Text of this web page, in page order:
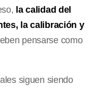
la calidad del
la calibración y
pensarse como
siguen siendo